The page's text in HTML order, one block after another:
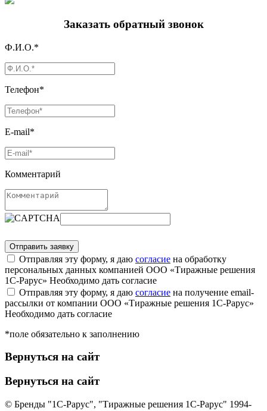
Заказать обратный звонок
Ф.И.О.*
Телефон*
E-mail*
Комментарий
Отправляя эту форму, я даю согласие на обработку
персональных данных компанией ООО «Тиражные решения
1С-Рарус» Необходимо дать согласие
Отправляя эту форму, я даю согласие на получение email-
рассылки от компании ООО «Тиражные решения 1С-Рарус»
Необходимо дать согласие
*поле обязательно к заполнению
Вернуться на сайт
Вернуться на сайт
© Бренды "1С-Рарус", "Тиражные решения 1С-Рарус" 1994-